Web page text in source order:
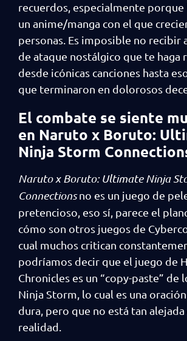
recuerdos, especialmente porque
un anime/manga con el que
personas. Es imposible no recibir
de ataque nostálgico que te haga
desde icónicas canciones hasta
que terminaron en dolorosos
El combate se siente
en Naruto x Boruto:
Ninja Storm
Naruto x Boruto: Ultimate Ninja
Connectionsno es un juego de
pretencioso, eso sí, parece el
cómo son otros juegos de
cual muchos critican
podríamos decir que el juego de
Chronicles es un “copy-paste” de
Ninja Storm, lo cual es una
dura, pero que no está tan alejada
realidad.